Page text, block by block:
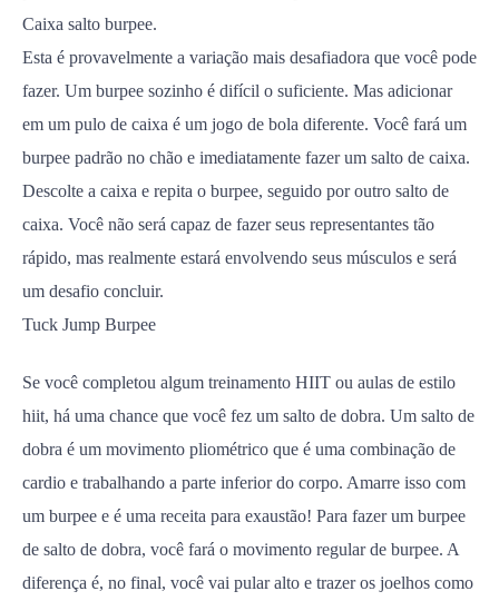
Caixa salto burpee.
Esta é provavelmente a variação mais desafiadora que você pode
fazer. Um burpee sozinho é difícil o suficiente. Mas adicionar
em um pulo de caixa é um jogo de bola diferente. Você fará um
burpee padrão no chão e imediatamente fazer um salto de caixa.
Descolte a caixa e repita o burpee, seguido por outro salto de
caixa. Você não será capaz de fazer seus representantes tão
rápido, mas realmente estará envolvendo seus músculos e será
um desafio concluir.
Tuck Jump Burpee
Se você completou algum treinamento HIIT ou aulas de estilo
hiit, há uma chance que você fez um salto de dobra. Um salto de
dobra é um movimento pliométrico que é uma combinação de
cardio e trabalhando a parte inferior do corpo. Amarre isso com
um burpee e é uma receita para exaustão! Para fazer um burpee
de salto de dobra, você fará o movimento regular de burpee. A
diferença é, no final, você vai pular alto e trazer os joelhos como